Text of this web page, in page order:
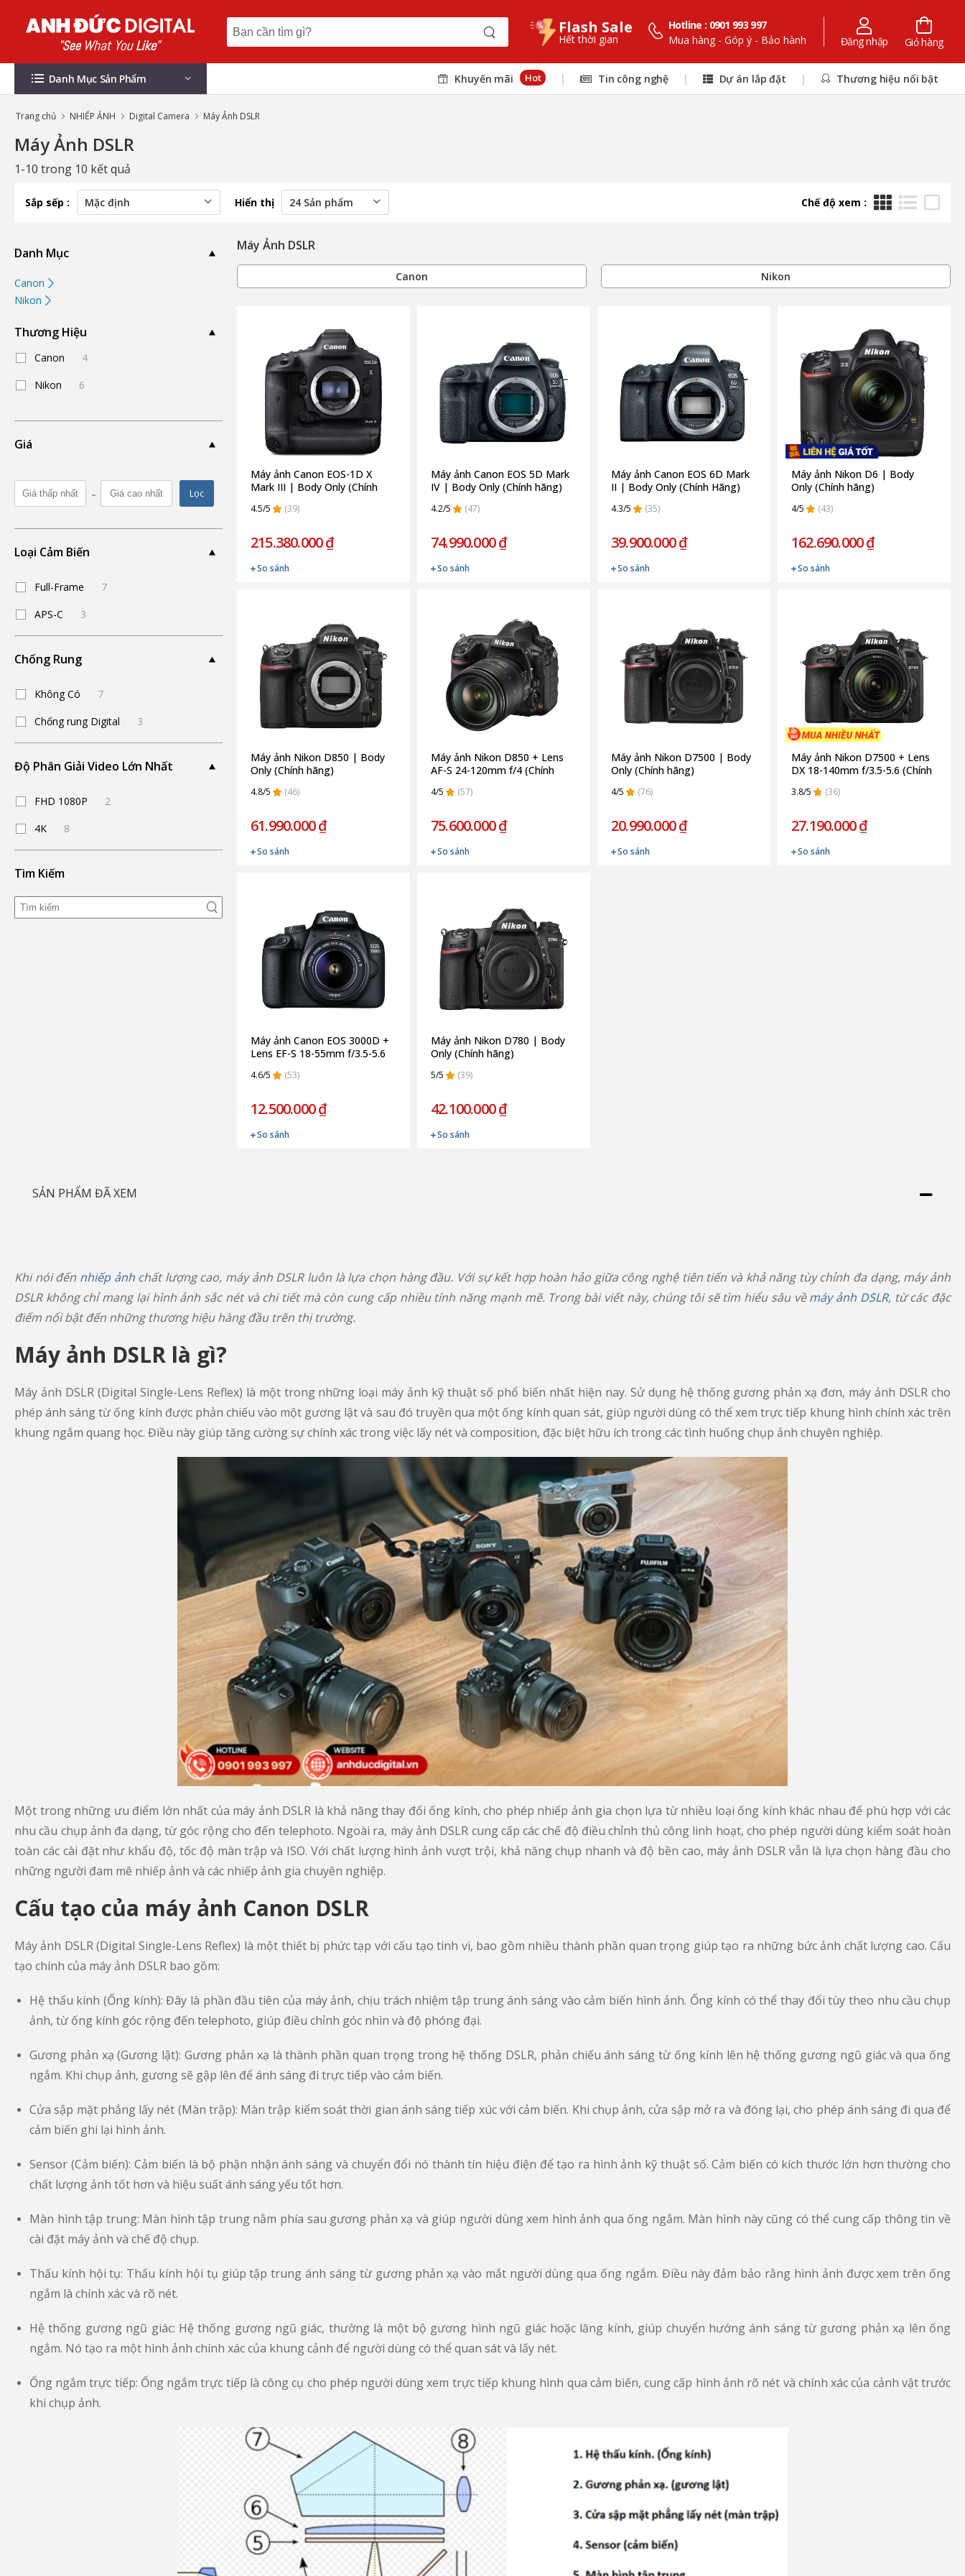
Flash Sale
Hết thời gian
Hotline : 0901 993 997
Mua hàng - Góp ý - Bảo hành
Đăng nhập Giỏ hàng
Danh Mục Sản Phẩm Khuyến mãi Hot | Tin công nghệ | Dự án lắp đặt | Thương hiệu nổi bật
Trang chủ NHIẾP ẢNH Digital Camera Máy Ảnh DSLR
Máy Ảnh DSLR
1-10 trong 10 kết quả
Sắp sếp : Hiển thị Chế độ xem :
Danh Mục
Canon
Nikon
Thương Hiệu
Canon
4
Nikon
6
Giá
- Lọc
Loại Cảm Biến
Full-Frame
7
APS-C
3
Chống Rung
Không Có
7
Chống rung Digital
3
Độ Phân Giải Video Lớn Nhất
FHD 1080P
2
4K
8
Tìm Kiếm
Máy Ảnh DSLR
Canon Nikon
Máy ảnh Canon EOS-1D X
Mark III | Body Only (Chính
4.5/5 (39)
215.380.000 ₫
So sánh
Máy ảnh Canon EOS 5D Mark
IV | Body Only (Chính hãng)
4.2/5 (47)
74.990.000 ₫
So sánh
Máy ảnh Canon EOS 6D Mark
II | Body Only (Chính Hãng)
4.3/5 (35)
39.900.000 ₫
So sánh
Máy ảnh Nikon D6 | Body
Only (Chính hãng)
4/5 (43)
162.690.000 ₫
So sánh
Máy ảnh Nikon D850 | Body
Only (Chính hãng)
4.8/5 (46)
61.990.000 ₫
So sánh
Máy ảnh Nikon D850 + Lens
AF-S 24-120mm f/4 (Chính
4/5 (57)
75.600.000 ₫
So sánh
Máy ảnh Nikon D7500 | Body
Only (Chính hãng)
4/5 (76)
20.990.000 ₫
So sánh
Máy ảnh Nikon D7500 + Lens
DX 18-140mm f/3.5-5.6 (Chính
3.8/5 (36)
27.190.000 ₫
So sánh
Máy ảnh Canon EOS 3000D +
Lens EF-S 18-55mm f/3.5-5.6
4.6/5 (53)
12.500.000 ₫
So sánh
Máy ảnh Nikon D780 | Body
Only (Chính hãng)
5/5 (39)
42.100.000 ₫
So sánh
SẢN PHẨM ĐÃ XEM
Khi nói đến nhiếp ảnhchất lượng cao, máy ảnh DSLR luôn là lựa chọn hàng đầu. Với sự kết hợp hoàn hảo giữa công nghệ tiên tiến và khả năng tùy chỉnh đa dạng, máy ảnh
DSLR không chỉ mang lại hình ảnh sắc nét và chi tiết mà còn cung cấp nhiều tính năng mạnh mẽ. Trong bài viết này, chúng tôi sẽ tìm hiểu sâu vềmáy ảnh DSLR, từ các đặc
điểm nổi bật đến những thương hiệu hàng đầu trên thị trường.
Máy ảnh DSLR là gì?
Máy ảnh DSLR (Digital Single-Lens Reflex) là một trong những loại máy ảnh kỹ thuật số phổ biến nhất hiện nay. Sử dụng hệ thống gương phản xạ đơn, máy ảnh DSLR cho
phép ánh sáng từ ống kính được phản chiếu vào một gương lật và sau đó truyền qua một ống kính quan sát, giúp người dùng có thể xem trực tiếp khung hình chính xác trên
khung ngắm quang học. Điều này giúp tăng cường sự chính xác trong việc lấy nét và composition, đặc biệt hữu ích trong các tình huống chụp ảnh chuyên nghiệp.
Một trong những ưu điểm lớn nhất của máy ảnh DSLR là khả năng thay đổi ống kính, cho phép nhiếp ảnh gia chọn lựa từ nhiều loại ống kính khác nhau để phù hợp với các
nhu cầu chụp ảnh đa dạng, từ góc rộng cho đến telephoto. Ngoài ra, máy ảnh DSLR cung cấp các chế độ điều chỉnh thủ công linh hoạt, cho phép người dùng kiểm soát hoàn
toàn các cài đặt như khẩu độ, tốc độ màn trập và ISO. Với chất lượng hình ảnh vượt trội, khả năng chụp nhanh và độ bền cao, máy ảnh DSLR vẫn là lựa chọn hàng đầu cho
những người đam mê nhiếp ảnh và các nhiếp ảnh gia chuyên nghiệp.
Cấu tạo của máy ảnh Canon DSLR
Máy ảnh DSLR (Digital Single-Lens Reflex) là một thiết bị phức tạp với cấu tạo tinh vi, bao gồm nhiều thành phần quan trọng giúp tạo ra những bức ảnh chất lượng cao. Cấu
tạo chính của máy ảnh DSLR bao gồm:
Hệ thấu kính (Ống kính): Đây là phần đầu tiên của máy ảnh, chịu trách nhiệm tập trung ánh sáng vào cảm biến hình ảnh. Ống kính có thể thay đổi tùy theo nhu cầu chụp
ảnh, từ ống kính góc rộng đến telephoto, giúp điều chỉnh góc nhìn và độ phóng đại.
Gương phản xạ (Gương lật): Gương phản xạ là thành phần quan trọng trong hệ thống DSLR, phản chiếu ánh sáng từ ống kính lên hệ thống gương ngũ giác và qua ống
ngắm. Khi chụp ảnh, gương sẽ gập lên để ánh sáng đi trực tiếp vào cảm biến.
Cửa sập mặt phẳng lấy nét (Màn trập): Màn trập kiểm soát thời gian ánh sáng tiếp xúc với cảm biến. Khi chụp ảnh, cửa sập mở ra và đóng lại, cho phép ánh sáng đi qua để
cảm biến ghi lại hình ảnh.
Sensor (Cảm biến): Cảm biến là bộ phận nhận ánh sáng và chuyển đổi nó thành tín hiệu điện để tạo ra hình ảnh kỹ thuật số. Cảm biến có kích thước lớn hơn thường cho
chất lượng ảnh tốt hơn và hiệu suất ánh sáng yếu tốt hơn.
Màn hình tập trung: Màn hình tập trung nằm phía sau gương phản xạ và giúp người dùng xem hình ảnh qua ống ngắm. Màn hình này cũng có thể cung cấp thông tin về
cài đặt máy ảnh và chế độ chụp.
Thấu kính hội tụ: Thấu kính hội tụ giúp tập trung ánh sáng từ gương phản xạ vào mắt người dùng qua ống ngắm. Điều này đảm bảo rằng hình ảnh được xem trên ống
ngắm là chính xác và rõ nét.
Hệ thống gương ngũ giác: Hệ thống gương ngũ giác, thường là một bộ gương hình ngũ giác hoặc lăng kính, giúp chuyển hướng ánh sáng từ gương phản xạ lên ống
ngắm. Nó tạo ra một hình ảnh chính xác của khung cảnh để người dùng có thể quan sát và lấy nét.
Ống ngắm trực tiếp: Ống ngắm trực tiếp là công cụ cho phép người dùng xem trực tiếp khung hình qua cảm biến, cung cấp hình ảnh rõ nét và chính xác của cảnh vật trước
khi chụp ảnh.